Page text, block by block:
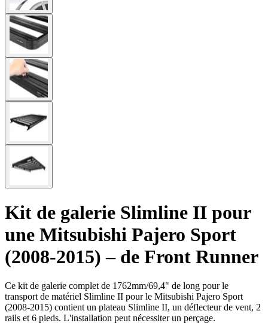
Kit de galerie Slimline II pour
une Mitsubishi Pajero Sport
(2008-2015) – de Front Runner
Ce kit de galerie complet de 1762mm/69,4" de long pour le
transport de matériel Slimline II pour le Mitsubishi Pajero Sport
(2008-2015) contient un plateau Slimline II, un déflecteur de vent, 2
rails et 6 pieds. L'installation peut nécessiter un perçage.